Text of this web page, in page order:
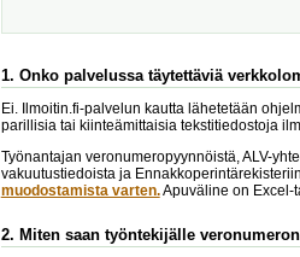
1. Onko palvelussa täytettäviä
Ei. Ilmoitin.fi-palvelun kautta lähetetään
parillisia tai kiinteämittaisia tekstitiedostoja
Työnantajan veronumeropyynnöistä, ALV-
vakuutustiedoista ja
muodostamista varten.Apuväline on Excel-
2. Miten saan työntekijälle